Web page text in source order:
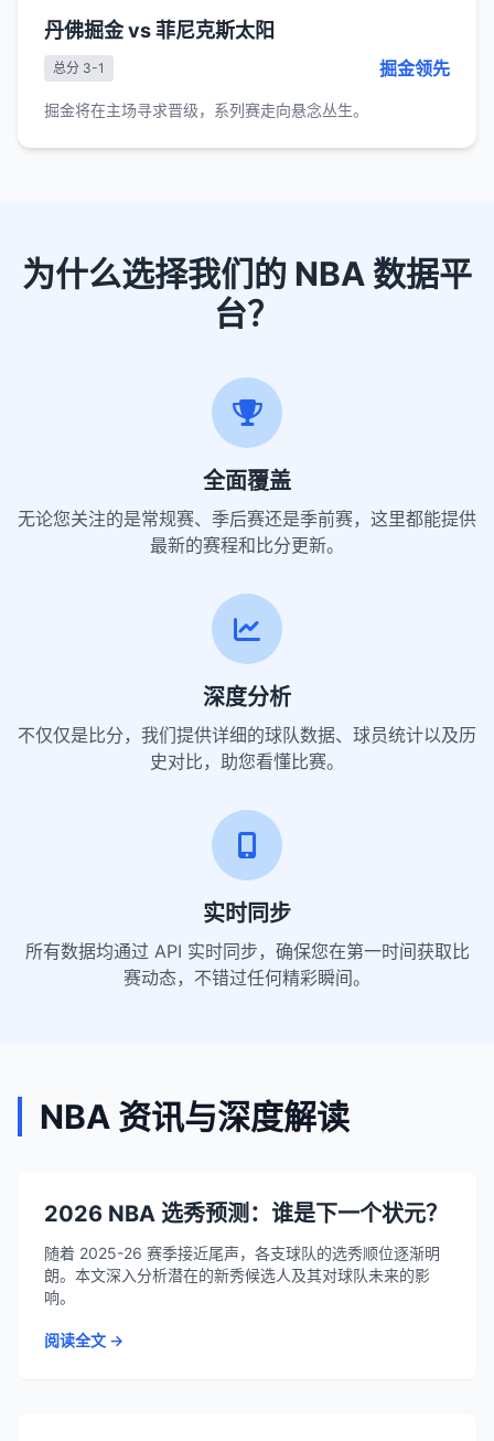
丹佛掘金 vs 菲尼克斯太阳
总分 3-1 掘金领先
掘金将在主场寻求晋级，系列赛走向悬念丛生。
为什么选择我们的 NBA 数据平
台？
全面覆盖
无论您关注的是常规赛、季后赛还是季前赛，这里都能提供
最新的赛程和比分更新。
深度分析
不仅仅是比分，我们提供详细的球队数据、球员统计以及历
史对比，助您看懂比赛。
实时同步
所有数据均通过 API 实时同步，确保您在第一时间获取比
赛动态，不错过任何精彩瞬间。
NBA 资讯与深度解读
2026 NBA 选秀预测：谁是下一个状元？
随着 2025-26 赛季接近尾声，各支球队的选秀顺位逐渐明
朗。本文深入分析潜在的新秀候选人及其对球队未来的影
响。
阅读全文 →